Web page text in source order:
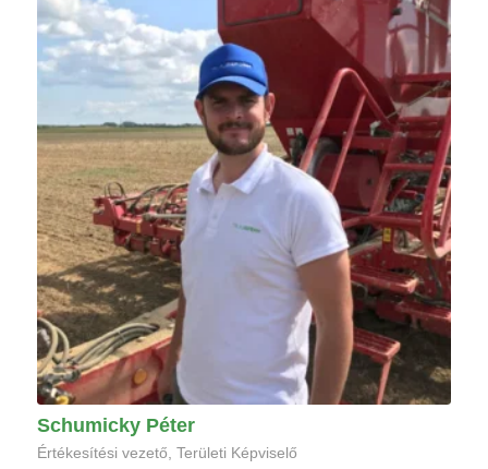
Schumicky Péter
Értékesítési vezető, Területi Képviselő